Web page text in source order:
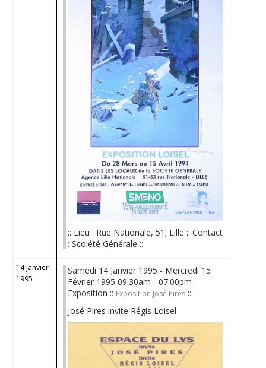
:: Lieu : Rue Nationale, 51; Lille :: Contact
: Scoiété Générale ::
14 Janvier
1995
Samedi 14 Janvier 1995 - Mercredi 15
Février 1995 09:30am - 07:00pm
Exposition :: Exposition José Pirès ::
José Pires invite Régis Loisel